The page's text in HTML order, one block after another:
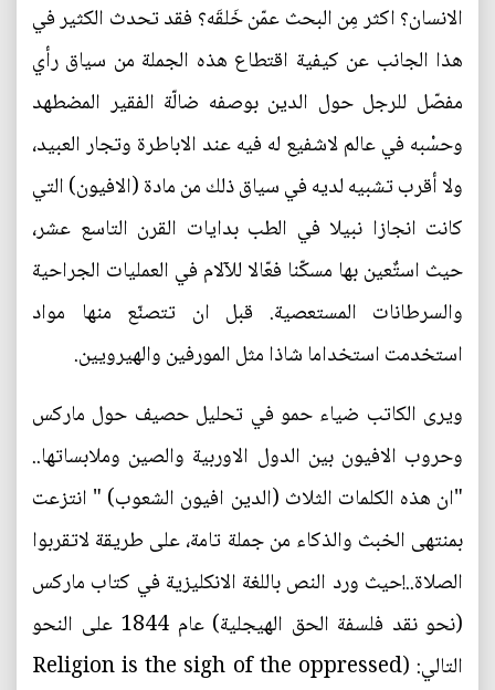
الانسان؟ اكثر مِن البحث عمّن خَلقَه؟ فقد تحدث الكثير في
هذا الجانب عن كيفية اقتطاع هذه الجملة من سياق رأي
مفصّل للرجل حول الدين بوصفه ضالّة الفقير المضطهد
وحسْبه في عالم لاشفيع له فيه عند الاباطرة وتجار العبيد،
ولا أقرب تشبيه لديه في سياق ذلك من مادة (الافيون) التي
كانت انجازا نبيلا في الطب بدايات القرن التاسع عشر،
حيث استٌعين بها مسكّنا فعّالا للآلام في العمليات الجراحية
والسرطانات المستعصية. قبل ان تتصنّع منها مواد
استخدمت استخداما شاذا مثل المورفين والهيرويين.
ويرى الكاتب ضياء حمو في تحليل حصيف حول ماركس
وحروب الافيون بين الدول الاوربية والصين وملابساتها..
"ان هذه الكلمات الثلاث (الدين افيون الشعوب) " انتزعت
بمنتهى الخبث والذكاء من جملة تامة، على طريقة لاتقربوا
الصلاة..!حيث ورد النص باللغة الانكليزية في كتاب ماركس
(نحو نقد فلسفة الحق الهيجلية) عام 1844 على النحو
التالي: (Religion is the sigh of the oppressed